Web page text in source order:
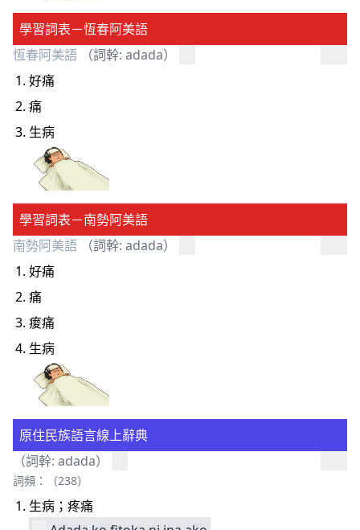
學習詞表－恆春阿美語
恆春阿美語
（詞幹: adada）
好痛
痛
生病
學習詞表－南勢阿美語
南勢阿美語
（詞幹: adada）
好痛
痛
痠痛
生病
原住民族語言線上辭典
（詞幹: adada）
詞頻：（238）
生病；疼痛